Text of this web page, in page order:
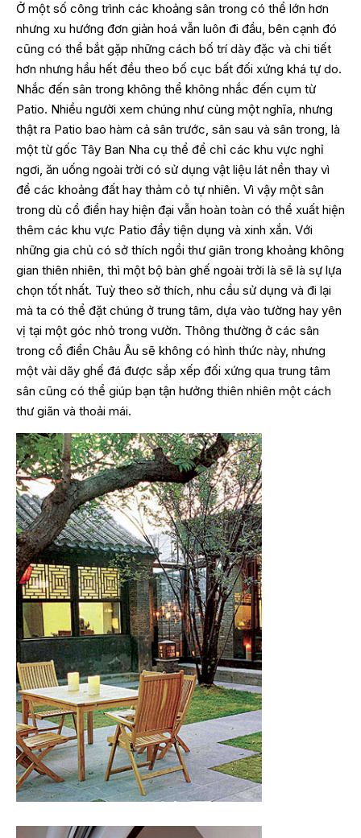
Ở một số công trình các khoảng sân trong có thể lớn hơn
nhưng xu hướng đơn giản hoá vẫn luôn đi đầu, bên cạnh đó
cũng có thể bắt gặp những cách bố trí dày đặc và chi tiết
hơn nhưng hầu hết đều theo bố cục bất đối xứng khá tự do.
Nhắc đến sân trong không thể không nhắc đến cụm từ
Patio. Nhiều người xem chúng như cùng một nghĩa, nhưng
thật ra Patio bao hàm cả sân trước, sân sau và sân trong, là
một từ gốc Tây Ban Nha cụ thể để chỉ các khu vực nghỉ
ngơi, ăn uống ngoài trời có sử dụng vật liệu lát nền thay vì
để các khoảng đất hay thảm cỏ tự nhiên. Vì vậy một sân
trong dù cổ điển hay hiện đại vẫn hoàn toàn có thể xuất hiện
thêm các khu vực Patio đầy tiện dụng và xinh xắn. Với
những gia chủ có sở thích ngồi thư giãn trong khoảng không
gian thiên nhiên, thì một bộ bàn ghế ngoài trời là sẽ là sự lựa
chọn tốt nhất. Tuỳ theo sở thích, nhu cầu sử dụng và đi lại
mà ta có thể đặt chúng ở trung tâm, dựa vào tường hay yên
vị tại một góc nhỏ trong vườn. Thông thường ở các sân
trong cổ điển Châu Âu sẽ không có hình thức này, nhưng
một vài dãy ghế đá được sắp xếp đối xứng qua trung tâm
sân cũng có thể giúp bạn tận hưởng thiên nhiên một cách
thư giãn và thoải mái.